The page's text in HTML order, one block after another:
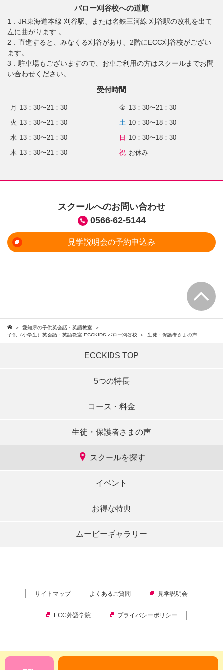
バロー刈谷校への道順
1．JR東海道本線 刈谷駅、または名鉄三河線 刈谷駅の改札を出て
左に曲がります 。
2．直進すると、みなくる刈谷があり、2階にECC刈谷校がござい
ます。
3．駐車場もございますので、お車ご利用の方はスクールまでお問
い合わせください。
受付時間
月
13：30〜21：30
火 13：30〜21：30
水 13：30〜21：30
木 13：30〜21：30
金 13：30〜21：30
土 10：30〜18：30
日
10：30〜18：30
祝 お休み
スクールへのお問い合わせ
0566-62-5144
見学説明会の予約申込み
愛知県の子供英会話・英語教室
子供（小学生）英会話・英語教室 ECCKIDS バロー刈谷校
生徒・保護者さまの声
ECCKIDS TOP
5つの特長
コース・料金
生徒・保護者さまの声
スクールを探す
イベント
お得な特典
ムービーギャラリー
サイトマップ よくあるご質問 見学説明会
ECC外語学院 プライバシーポリシー